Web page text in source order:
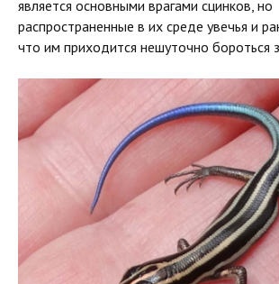
является основными врагами сцинков, но
распространенные в их среде увечья и
что им приходится нешуточно бороться